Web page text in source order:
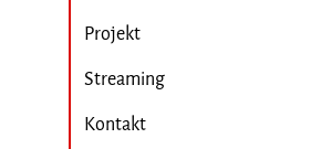
Projekt
Streaming
Kontakt